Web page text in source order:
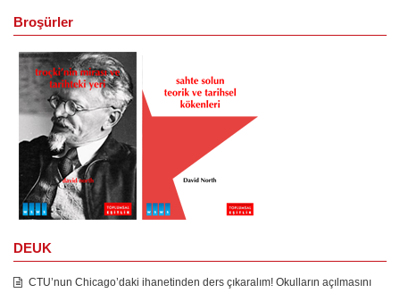
Broşürler
DEUK
CTU’nun Chicago’daki ihanetinden ders çıkaralım! Okulların açılmasını